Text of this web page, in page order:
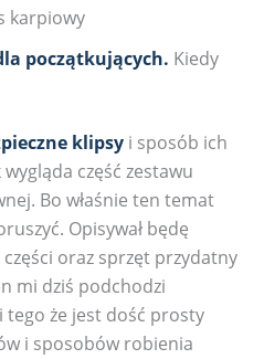
początkujących. Kiedy
klipsy i sposób ich
część zestawu
Bo właśnie ten temat
Opisywał będę
oraz sprzęt przydatny
mi dziś podchodzi
tego że jest dość prosty
i sposobów robienia